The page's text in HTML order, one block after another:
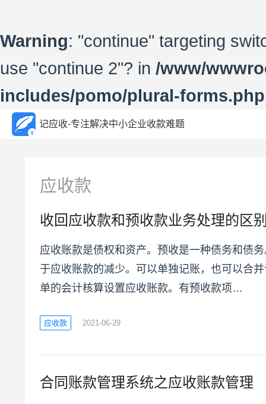
Warning: "continue" targeting
use "continue 2"? in /www/
includes/pomo/plural-forms.php
记应收-专注解决中小企业收款难题
应收款
收回应收款和预收款业务处理的区
应收账款是债权和资产。预收是一种债务和债
于应收账款的减少。可以单独记账，也可以合
单的会计核算设置应收账款。有预收款项…
应收款 2021-06-29
合同账款管理系统之应收账款管理